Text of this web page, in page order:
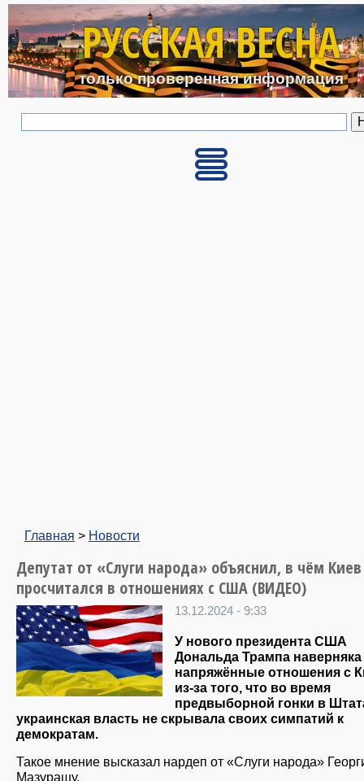
Перейти к основному
РУССКАЯ ВЕСНА
только проверенная информация
Главная > Новости
Депутат от «Слуги народа» объяснил, в чём Киев
просчитался в отношениях с США (ВИДЕО)
13.12.2024 - 9:33
У нового президента США
Дональда Трампа наверняка
напряжённые отношения с
из-за того, что во время
предвыборной гонки в
украинская власть не скрывала своих симпатий к
демократам.
Такое мнение высказал нардеп от «Слуги народа»
Мазурашу.